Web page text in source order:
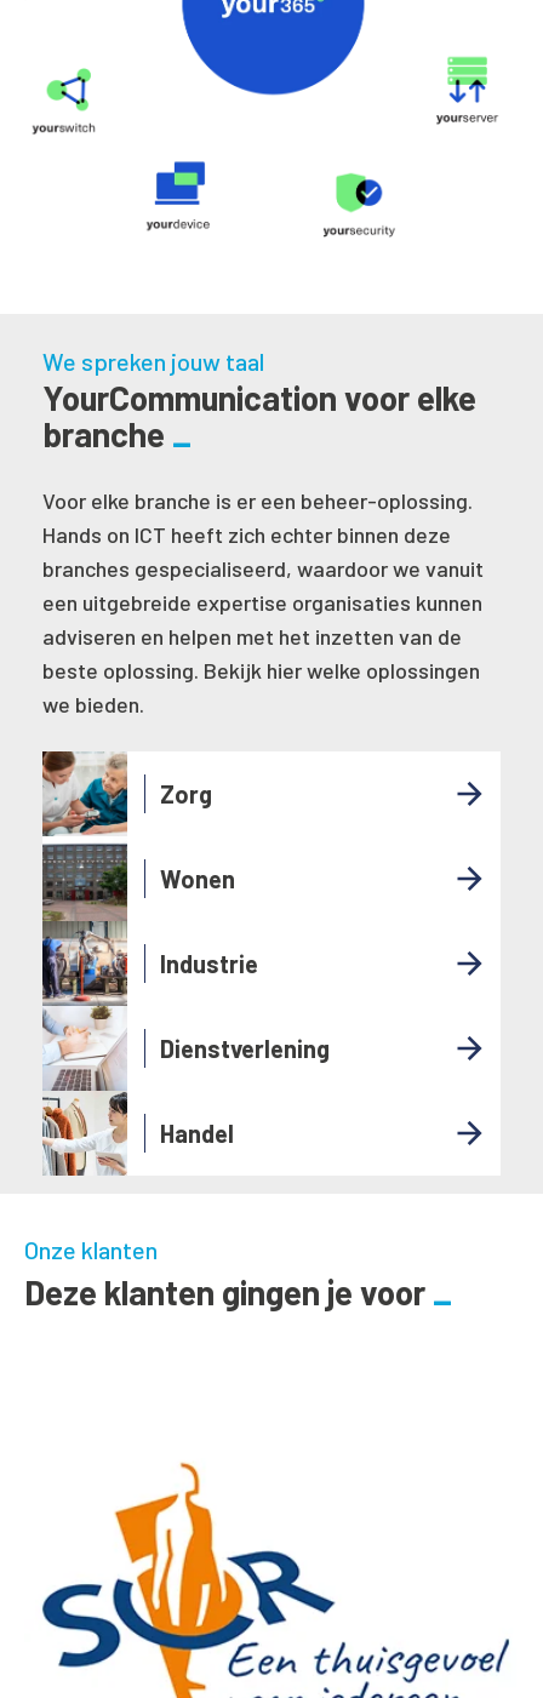
We spreken jouw taal
YourCommunication voor elke
branche
Voor elke branche is er een beheer-oplossing.
Hands on ICT heeft zich echter binnen deze
branches gespecialiseerd, waardoor we vanuit
een uitgebreide expertise organisaties kunnen
adviseren en helpen met het inzetten van de
beste oplossing. Bekijk hier welke oplossingen
we bieden.
Zorg
Wonen
Industrie
Dienstverlening
Handel
Onze klanten
Deze klanten gingen je voor